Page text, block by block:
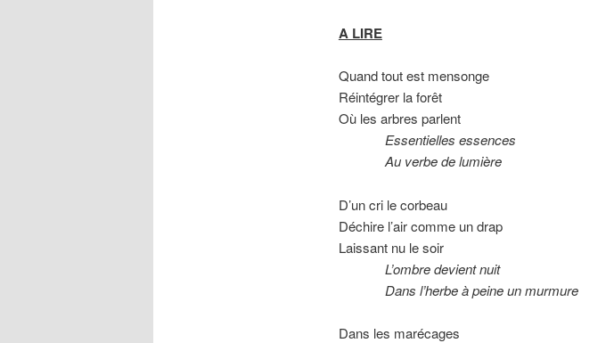
A LIRE
Quand tout est mensonge
Réintégrer la forêt
Où les arbres parlent
Essentielles essences
Au verbe de lumière
D’un cri le corbeau
Déchire l’air comme un drap
Laissant nu le soir
L’ombre devient nuit
Dans l’herbe à peine un murmure
Dans les marécages